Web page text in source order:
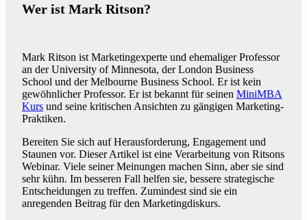
Wer ist Mark Ritson?
Mark Ritson ist Marketingexperte und ehemaliger Professor
an der University of Minnesota, der London Business
School und der Melbourne Business School. Er ist kein
gewöhnlicher Professor. Er ist bekannt für seinen MiniMBA
Kurs und seine kritischen Ansichten zu gängigen Marketing-
Praktiken.
Bereiten Sie sich auf Herausforderung, Engagement und
Staunen vor. Dieser Artikel ist eine Verarbeitung von Ritsons
Webinar. Viele seiner Meinungen machen Sinn, aber sie sind
sehr kühn. Im besseren Fall helfen sie, bessere strategische
Entscheidungen zu treffen. Zumindest sind sie ein
anregenden Beitrag für den Marketingdiskurs.